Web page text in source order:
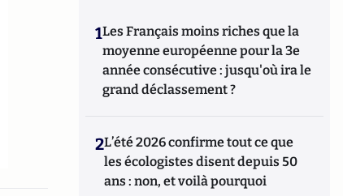
1Les Français moins riches que la
moyenne européenne pour la 3e
année consécutive : jusqu'où ira le
grand déclassement ?
2L’été 2026 confirme tout ce que
les écologistes disent depuis 50
ans : non, et voilà pourquoi